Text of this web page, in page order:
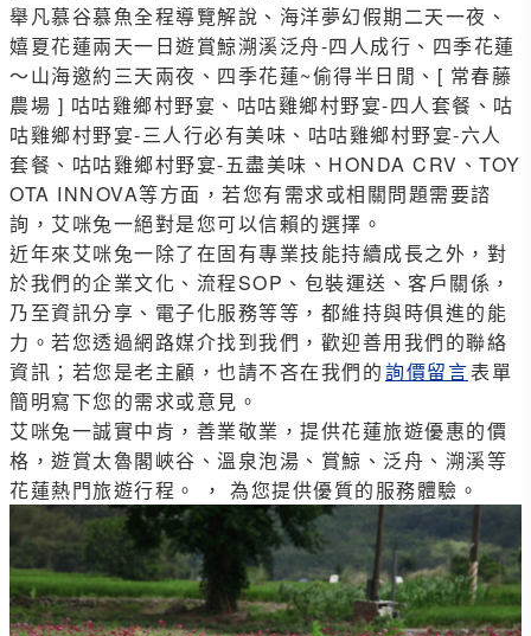
舉凡慕谷慕魚全程導覽解說 、 海洋夢幻假期二天一夜 、
嬉夏花蓮兩天一日遊賞鯨溯溪泛舟-四人成行 、 四季花蓮
～山海邀約三天兩夜 、 四季花蓮~偷得半日閒 、 [ 常春藤
農場 ] 咕咕雞鄉村野宴 、 咕咕雞鄉村野宴-四人套餐 、 咕
咕雞鄉村野宴-三人行必有美味 、 咕咕雞鄉村野宴-六人
套餐 、 咕咕雞鄉村野宴-五盡美味 、 HONDA CRV 、 TOY
OTA INNOVA等方面，若您有需求或相關問題需要諮
詢，艾咪兔一絕對是您可以信賴的選擇。
近年來艾咪兔一除了在固有專業技能持續成長之外，對
於我們的企業文化、流程SOP、包裝運送、客戶關係，
乃至資訊分享、電子化服務等等，都維持與時俱進的能
力。若您透過網路媒介找到我們，歡迎善用我們的聯絡
資訊；若您是老主顧，也請不吝在我們的詢價留言表單
簡明寫下您的需求或意見。
艾咪兔一誠實中肯，善業敬業，提供花蓮旅遊優惠的價
格，遊賞太魯閣峽谷、溫泉泡湯、賞鯨、泛舟、溯溪等
花蓮熱門旅遊行程。 ， 為您提供優質的服務體驗。